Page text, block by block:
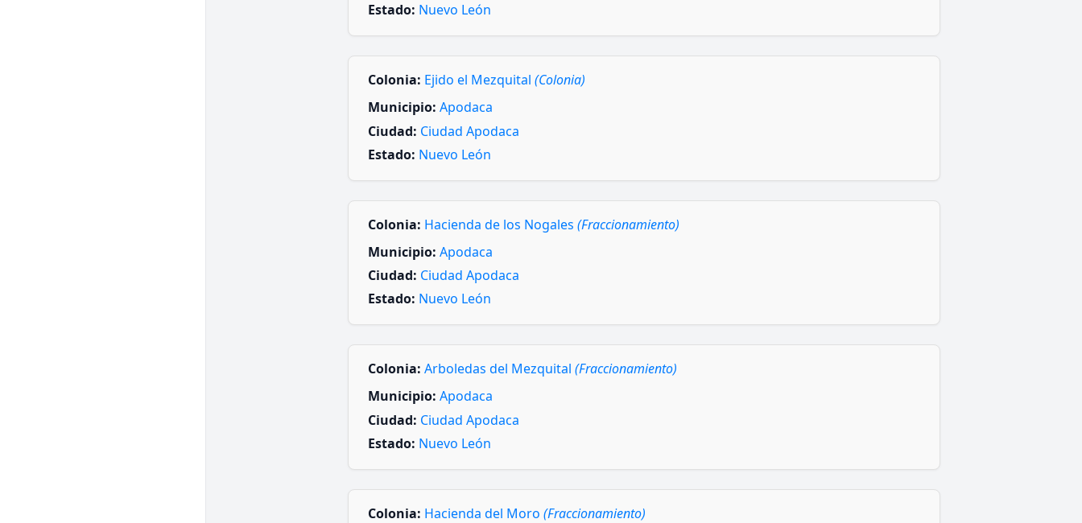
Estado: Nuevo León
Colonia: Ejido el Mezquital (Colonia)
Municipio: Apodaca
Ciudad: Ciudad Apodaca
Estado: Nuevo León
Colonia: Hacienda de los Nogales (Fraccionamiento)
Municipio: Apodaca
Ciudad: Ciudad Apodaca
Estado: Nuevo León
Colonia: Arboledas del Mezquital (Fraccionamiento)
Municipio: Apodaca
Ciudad: Ciudad Apodaca
Estado: Nuevo León
Colonia: Hacienda del Moro (Fraccionamiento)